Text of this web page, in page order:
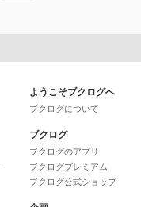
ようこそブクログへ
ブクログについて
ブクログ
ブクログのアプリ
ブクログプレミアム
ブクログ公式ショップ